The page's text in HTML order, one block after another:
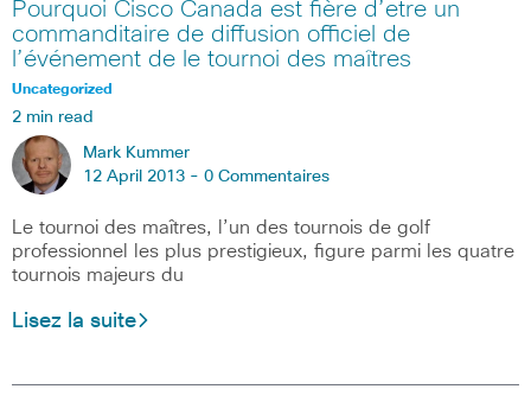
Pourquoi Cisco Canada est fière d’etre un
commanditaire de diffusion officiel de
l’événement de le tournoi des maîtres
Uncategorized
2 min read
Mark Kummer
12 April 2013 - 0 Commentaires
Le tournoi des maîtres, l’un des tournois de golf
professionnel les plus prestigieux, figure parmi les quatre
tournois majeurs du
Lisez la suite